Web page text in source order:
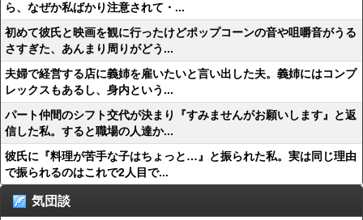
ら、なぜか私ばかり注意されて・...
初めて彼氏と映画を観に行ったけどポップコーンの音や咀嚼音がうる
さすぎた、あんまり周りがどう...
夫婦で経営する店に義姉を雇いたいと言い出した夫。義姉にはコンプ
レックスもあるし、身内という...
パート仲間のシフト交代が決まり『すみませんがお願いします』と返
信した私。すると職場の人達か...
彼氏に『料理が苦手な子はちょっと…』と振られた私。実は同じ理由
で振られるのはこれで2人目で...
気団談